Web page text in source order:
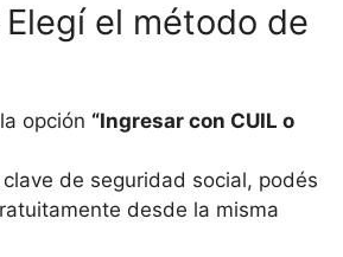
Elegí el método de
opción “Ingresar con CUIL o
de seguridad social, podés
desde la misma